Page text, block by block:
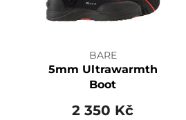
BARE
5mm Ultrawarmth
Boot
2 350 Kč